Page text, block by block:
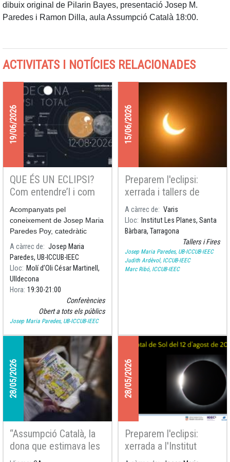
dibuix original de Pilarin Bayes, presentació Josep M.
Paredes i Ramon Dilla, aula Assumpció Català 18:00.
ACTIVITATS I NOTÍCIES RELACIONADES
19/06/2026
QUE ÉS UN ECLIPSI?
Com entendre’l i com
gaudir-lo
Acompanyats pel
coneixement de Josep Maria
Paredes Poy, catedràtic
d’Astronomia i Astrofísica de
la Universitat de Barcelona i
investigador de l'Institut de
Ciències del Cosmos de la
UB, aprofundir
A càrrec de
Josep Maria
Paredes, UB-ICCUB-IEEC
Lloc Molí d’Oli César Martinell,
Ulldecona
Hora 19:30 21:00
Conferències
Obert a tots els públics
Josep Maria Paredes, UB-ICCUB-IEEC
15/06/2026
Preparem l'eclipsi:
xerrada i tallers de
Terra paral·lela i
observació Solar a
l'Institut Les Planes de
Tarragona
A càrrec de
Varis
Lloc Institut Les Planes, Santa
Bàrbara, Tarragona
Tallers i Fires
Josep Maria Paredes, UB-ICCUB-IEEC
Judith Ardèvol, ICCUB-IEEC
Marc Ribó, ICCUB-IEEC
28/05/2026
“Assumpció Català, la
dona que estimava les
estrelles” arriba a totes
28/05/2026
Preparem l'eclipsi:
xerrada a l'Institut
Manuel Sales i Ferré